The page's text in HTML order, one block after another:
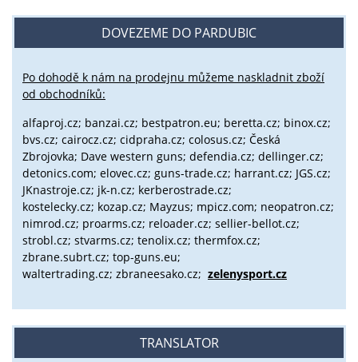
DOVEZEME DO PARDUBIC
Po dohodě k nám na prodejnu můžeme naskladnit zboží
od obchodníků:
alfaproj.cz; banzai.cz; bestpatron.eu; beretta.cz; binox.cz;
bvs.cz; cairocz.cz; cidpraha.cz; colosus.cz; Česká
Zbrojovka; Dave western guns; defendia.cz; dellinger.cz;
detonics.com; elovec.cz; guns-trade.cz; harrant.cz; JGS.cz;
JKnastroje.cz; jk-n.cz; kerberostrade.cz;
kostelecky.cz; kozap.cz; Mayzus; mpicz.com; neopatron.cz;
nimrod.cz; proarms.cz; reloader.cz; sellier-bellot.cz;
strobl.cz; stvarms.cz; tenolix.cz; thermfox.cz;
zbrane.subrt.cz; top-guns.eu;
waltertrading.cz; zbraneesako.cz; zelenysport.cz
TRANSLATOR